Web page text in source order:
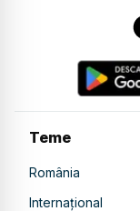
Teme
România
Internațional